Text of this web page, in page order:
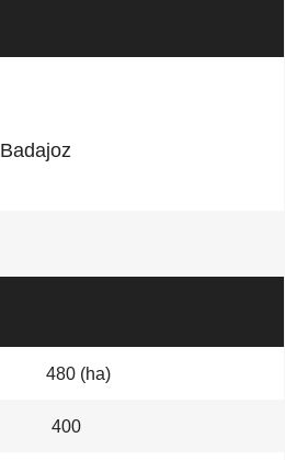
Badajoz
480 (ha)
400